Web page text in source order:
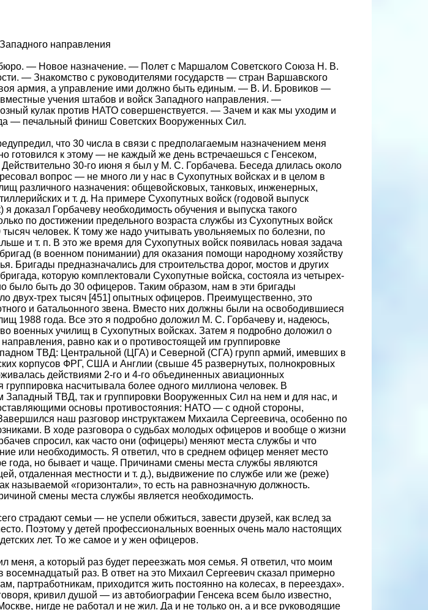
направления
— Новое назначение. — Полет с Маршалом Советского Союза Н. В.
— Знакомство с руководителями государств — стран Варшавского
армия, а управление ими должно быть единым. — В. И. Бровиков —
учения штабов и войск Западного направления. —
кулак против НАТО совершенствуется. — Зачем и как мы уходим и
— печальный финиш Советских Вооруженных Сил.
что 30 числа в связи с предполагаемым назначением меня
готовился к этому — не каждый же день встречаешься с Генсеком,
30-го июня я был у М. С. Горбачева. Беседа длилась около
вопрос — не много ли у нас в Сухопутных войсках и в целом в
различного назначения: общевойсковых, танковых, инженерных,
и т. д. На примере Сухопутных войск (годовой выпуск
я доказал Горбачеву необходимость обучения и выпуска такого
по достижении предельного возраста службы из Сухопутных войск
человек. К тому же надо учитывать увольняемых по болезни, по
и т. п. В это же время для Сухопутных войск появилась новая задача
(в военном понимании) для оказания помощи народному хозяйству
Бригады предназначались для строительства дорог, мостов и других
которую комплектовали Сухопутные войска, состояла из четырех-
было быть до 30 офицеров. Таким образом, нам в эти бригады
двух-трех тысяч [451] опытных офицеров. Преимущественно, это
и батальонного звена. Вместо них должны были на освободившиеся
1988 года. Все это я подробно доложил М. С. Горбачеву и, надеюсь,
военных училищ в Сухопутных войсках. Затем я подробно доложил о
равно как и о противостоящей им группировке
ТВД: Центральной (ЦГА) и Северной (СГА) групп армий, имевших в
корпусов ФРГ, США и Англии (свыше 45 развернутых, полнокровных
действиями 2-го и 4-го объединенных авиационных
насчитывала более одного миллиона человек. В
Западный ТВД, так и группировки Вооруженных Сил на нем и для нас, и
основы противостояния: НАТО — с одной стороны,
наш разговор инструктажем Михаила Сергеевича, особенно по
В ходе разговора о судьбах молодых офицеров и вообще о жизни
спросил, как часто они (офицеры) меняют места службы и что
или необходимость. Я ответил, что в среднем офицер меняет место
года, но бывает и чаще. Причинами смены места службы являются
отдаленная местности и т. д.), выдвижение по службе или же (реже)
называемой «горизонтали», то есть на равнозначную должность.
смены места службы является необходимость.
страдают семьи — не успели обжиться, завести друзей, как вслед за
Поэтому у детей профессиональных военных очень мало настоящих
лет. То же самое и у жен офицеров.
меня, а который раз будет переезжать моя семья. Я ответил, что моим
восемнадцатый раз. В ответ на это Михаил Сергеевич сказал примерно
партработникам, приходится жить постоянно на колесах, в переездах».
кривил душой — из автобиографии Генсека всем было известно,
нигде не работал и не жил. Да и не только он, а и все руководящие